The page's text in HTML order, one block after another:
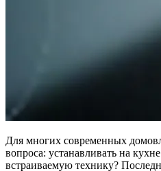
Для многих современных
вопроса: устанавливать на
встраиваемую технику?